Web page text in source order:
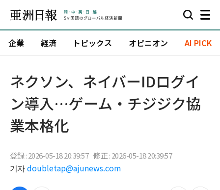
企業 経済 トピックス オピニオン AI PICK
ネクソン、ネイバーIDログイ
ン導入…ゲーム・チジジク協
業本格化
登録 : 2026-05-18 20:39:57 修正 : 2026-05-18 20:39:57
기자 doubletap@ajunews.com